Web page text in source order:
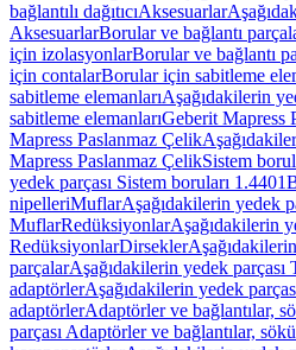
bağlantılı dağıtıcıAksesuarlar
AksesuarlarBorular ve bağlantı
için izolasyonlarBorular ve bağlantı
için contalarBorular için sabitleme
sabitleme elemanlarıAşağıdakilerin
sabitleme elemanlarıGeberit Mapress
Mapress Paslanmaz Çelik
Mapress Paslanmaz ÇelikSistem
yedek parçası Sistem boruları 1.4401
nipelleriMuflarAşağıdakilerin yedek
MuflarRedüksiyonlarAşağıdakilerin
RedüksiyonlarDirsekler
parçalarAşağıdakilerin yedek parçası
adaptörlerAşağıdakilerin yedek
adaptörlerAdaptörler ve bağlantılar,
parçası Adaptörler ve bağlantılar,